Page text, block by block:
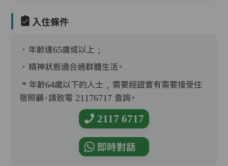
入住條件
．年齡達65歲或以上﹔
．精神狀態適合過群體生活。
* 年齡64歲以下的人士﹐需要經證實有需要接受住
宿照顧，請致電 21176717 查詢。
2117 6717
即時對話